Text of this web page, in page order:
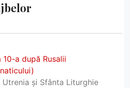
a după Rusalii
Utrenia și Sfânta Liturghie